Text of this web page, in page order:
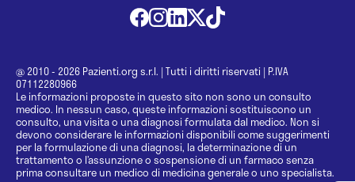
@ 2010 - 2026 Pazienti.org s.r.l. | Tutti i diritti riservati | P.IVA
07112280966
Le informazioni proposte in questo sito non sono un consulto
medico. In nessun caso, queste informazioni sostituiscono un
consulto, una visita o una diagnosi formulata dal medico. Non si
devono considerare le informazioni disponibili come suggerimenti
per la formulazione di una diagnosi, la determinazione di un
trattamento o l’assunzione o sospensione di un farmaco senza
prima consultare un medico di medicina generale o uno specialista.